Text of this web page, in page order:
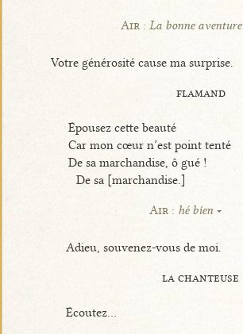
Air :La bonne aventure
Votre générosité cause ma surprise.
flamand
Épousez cette beauté
Car mon cœur n’est point tenté
De sa marchandise, ô gué !
De sa [marchandise.]
Air : hé bien
Adieu, souvenez-vous de moi.
la chanteuse
Écoutez...